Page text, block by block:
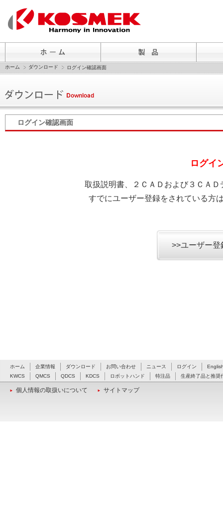
ホーム ダウンロード ログイン確認画面
ログイン確認画面
ログイ
取扱説明書、２ＣＡＤおよび３ＣＡ
すでにユーザー登録をされている方
>>ユーザー
ホーム 企業情報 ダウンロード お問い合わせ ニュース ログイン
KWCS
QMCS QDCS KDCS ロボットハンド 特注品 生産終了品と推奨
個人情報の取扱いについて サイトマップ